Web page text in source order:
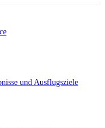
und Ausflugsziele